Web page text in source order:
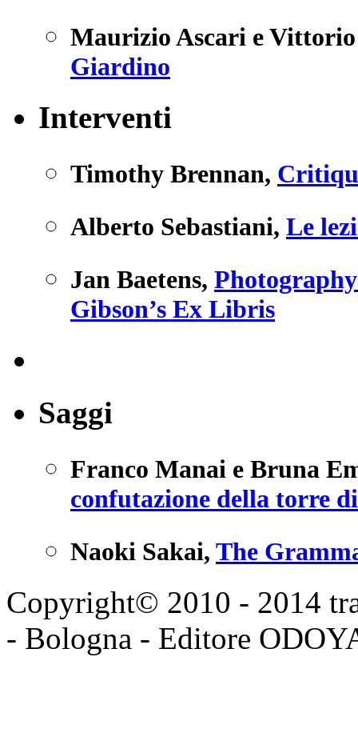
Maurizio Ascari e
Giardino
Interventi
Timothy Brennan,
Alberto Sebastiani, Le
Jan Baetens,
Gibson’s Ex Libris
Saggi
Franco Manai e Bruna
confutazione della torre
Naoki Sakai, The
Copyright© 2010 - 2014
- Bologna - Editore